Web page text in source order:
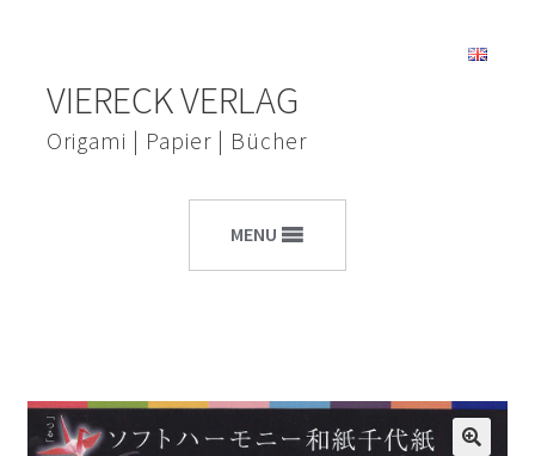
Navigation
springen
Inhalt
springen
VIERECK VERLAG
Origami | Papier | Bücher
MENU